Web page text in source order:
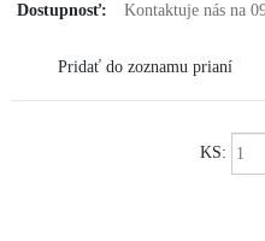
Dostupnosť:
Kontaktuje nás na
Pridať do zoznamu prianí
KS: